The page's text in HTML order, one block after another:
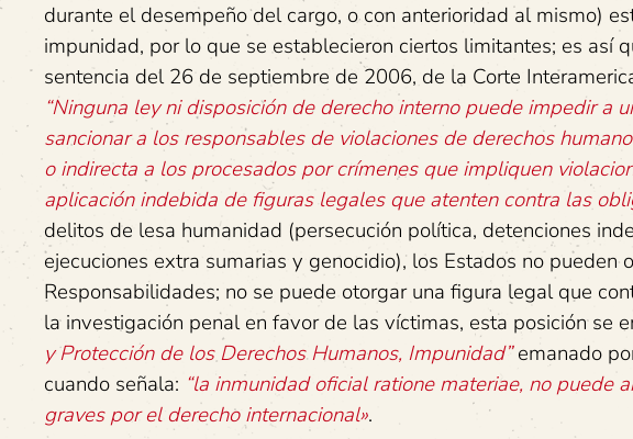
durante el desempeño del cargo, o con anterioridad al mismo)
impunidad, por lo que se establecieron ciertos limitantes; es así
sentencia del 26 de septiembre de 2006, de la Corte
“Ninguna ley ni disposición de derecho interno puede impedir a
sancionar a los responsables de violaciones de derechos
o indirecta a los procesados por crímenes que impliquen
aplicación indebida de figuras legales que atenten contra las
delitos de lesa humanidad (persecución política, detenciones
ejecuciones extra sumarias y genocidio), los Estados no pueden
Responsabilidades; no se puede otorgar una figura legal que
la investigación penal en favor de las víctimas, esta posición se
y Protección de los Derechos Humanos, Impunidad”emanado
cuando señala: “la inmunidad oficial ratione materiae, no puede
graves por el derecho internacional».